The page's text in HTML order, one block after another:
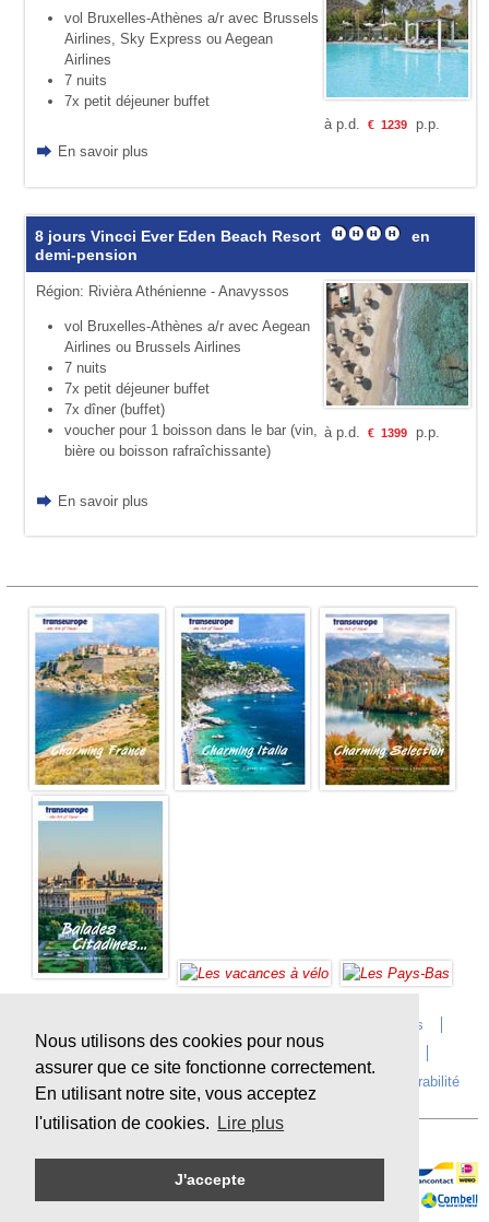
Nous utilisons des cookies pour nous
assurer que ce site fonctionne correctement.
En utilisant notre site, vous acceptez
l'utilisation de cookies.
Lire plus
J'accepte
vol Bruxelles-Athènes a/r avec Brussels
Airlines, Sky Express ou Aegean
Airlines
7 nuits
7x petit déjeuner buffet
En savoir plus
à p.d. € 1239p.p.
8 jours Vincci Ever Eden Beach Resort
en
demi-pension
Région: Rivièra Athénienne - Anavyssos
vol Bruxelles-Athènes a/r avec Aegean
Airlines ou Brussels Airlines
7 nuits
7x petit déjeuner buffet
7x dîner (buffet)
voucher pour 1 boisson dans le bar (vin,
bière ou boisson rafraîchissante)
En savoir plus
à p.d. € 1399p.p.
Postes vacants
Conditions de voyage
Durabilité
Paiement en ligne sécurisé